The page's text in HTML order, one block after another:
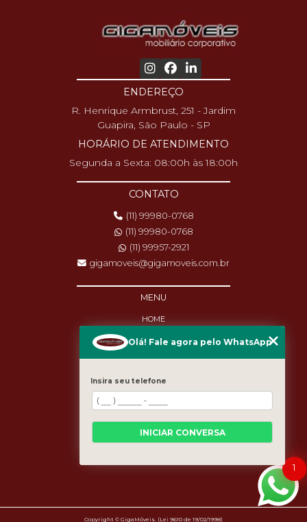
ENDEREÇO
R. Henrique Armbrust, 251 - Jardim
Guapira, São Paulo - SP
HORÁRIO DE ATENDIMENTO
Segunda a Sexta: 08:00h às 18:00h
CONTATO
(11) 99980-0768
(11) 99980-0768
(11) 99957-2921
gigamoveis@gigamoveis.com.br
MENU
HOME
PRODUTOS
MANUTENÇÃO
CASES
MAPA DO SITE
Copyright © GigaMóveis. (Lei 9610 de 19/02/1998)
1
Olá! Fale agora pelo WhatsApp
Insira seu telefone
INICIAR CONVERSA